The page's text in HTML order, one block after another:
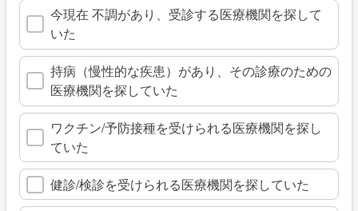
今現在 不調があり、受診する医療機関を探して
いた
持病（慢性的な疾患）があり、その診療のための
医療機関を探していた
ワクチン/予防接種を受けられる医療機関を探し
ていた
健診/検診を受けられる医療機関を探していた